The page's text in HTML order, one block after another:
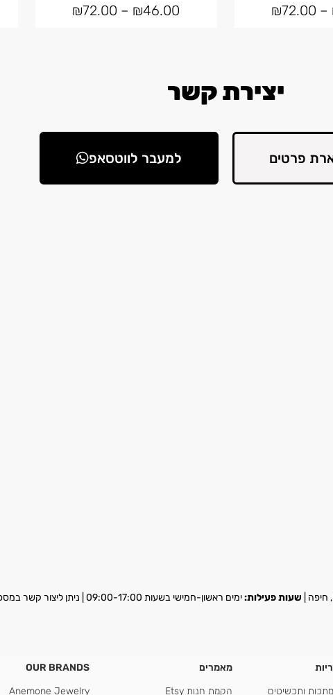
–
₪72.00
₪46.00
–
₪72.00
יצירת קשר
פרטים למעבר לווטסאפ
שעות פעילות:ימים ראשון-חמישי בשעות 09:00-17:00 | ניתן ליצור קשר במספר
מתכות ותכשיטים
מאמרים
הקמת חנות Etsy
OUR BRANDS
Anemone Jewelry